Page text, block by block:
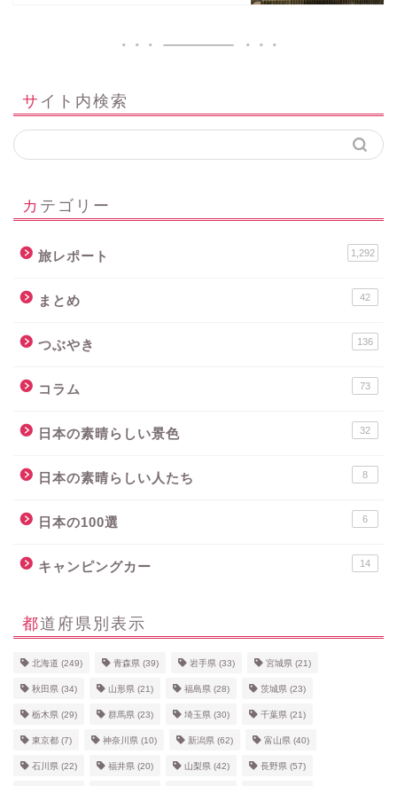
サイト内検索
カテゴリー
旅レポート 1,292
まとめ 42
つぶやき 136
コラム 73
日本の素晴らしい景色 32
日本の素晴らしい人たち 8
日本の100選 6
キャンピングカー 14
都道府県別表示
北海道 (249) 青森県 (39) 岩手県 (33) 宮城県 (21)
秋田県 (34) 山形県 (21) 福島県 (28) 茨城県 (23)
栃木県 (29) 群馬県 (23) 埼玉県 (30) 千葉県 (21)
東京都 (7) 神奈川県 (10) 新潟県 (62) 富山県 (40)
石川県 (22) 福井県 (20) 山梨県 (42) 長野県 (57)